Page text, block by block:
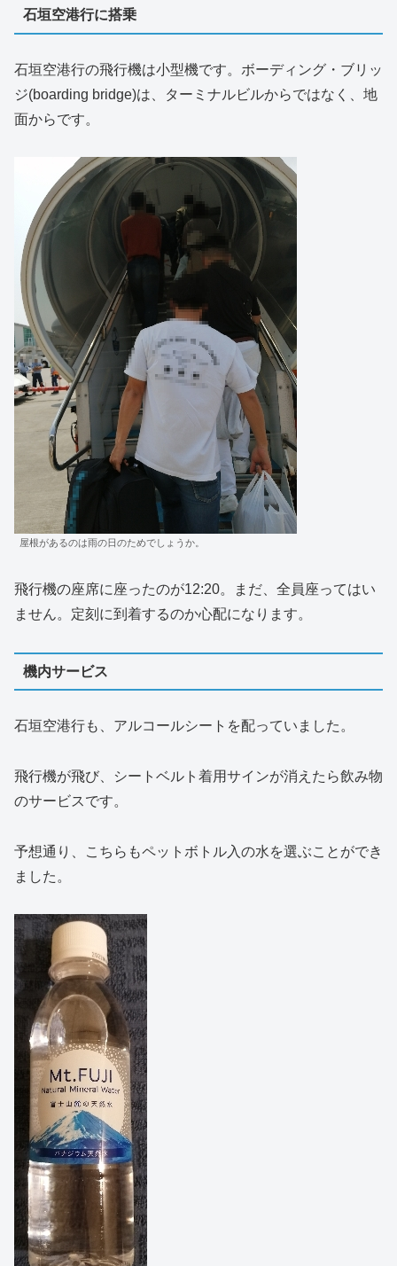
石垣空港行に搭乗
石垣空港行の飛行機は小型機です。ボーディング・ブリッ
ジ(boarding bridge)は、ターミナルビルからではなく、地
面からです。
屋根があるのは雨の日のためでしょうか。
飛行機の座席に座ったのが12:20。まだ、全員座ってはい
ません。定刻に到着するのか心配になります。
機内サービス
石垣空港行も、アルコールシートを配っていました。
飛行機が飛び、シートベルト着用サインが消えたら飲み物
のサービスです。
予想通り、こちらもペットボトル入の水を選ぶことができ
ました。